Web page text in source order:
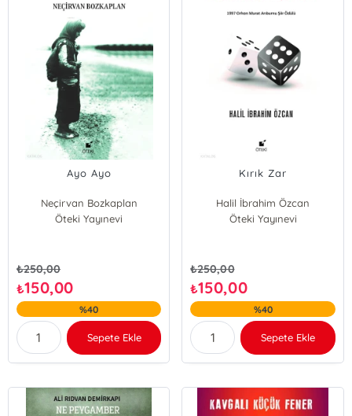
Ayo Ayo
Neçirvan Bozkaplan
Öteki Yayınevi
₺250,00
₺150,00
%40
Sepete Ekle
Kırık Zar
Halil İbrahim Özcan
Öteki Yayınevi
₺250,00
₺150,00
%40
Sepete Ekle